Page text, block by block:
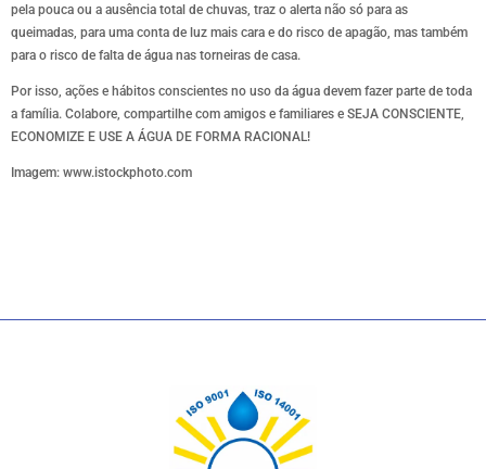
pela pouca ou a ausência total de chuvas, traz o alerta não só para as
queimadas, para uma conta de luz mais cara e do risco de apagão, mas também
para o risco de falta de água nas torneiras de casa.
Por isso, ações e hábitos conscientes no uso da água devem fazer parte de toda
a família. Colabore, compartilhe com amigos e familiares e SEJA CONSCIENTE,
ECONOMIZE E USE A ÁGUA DE FORMA RACIONAL!
Imagem: www.istockphoto.com